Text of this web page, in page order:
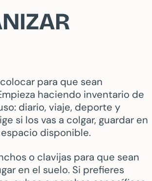
para que sean
haciendo inventario de
diario, viaje, deporte y
si los vas a colgar, guardar en
disponible.
o clavijas para que sean
en el suelo. Si prefieres